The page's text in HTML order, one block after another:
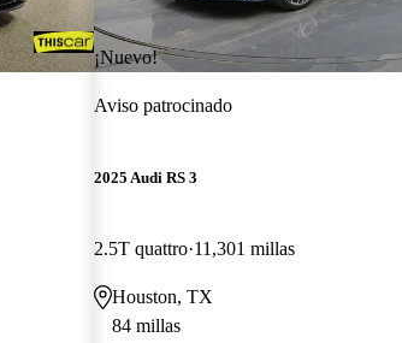
¡Nuevo!
Aviso patrocinado
2025 Audi RS 3
2.5T quattro 11,301 millas
Houston, TX
84 millas